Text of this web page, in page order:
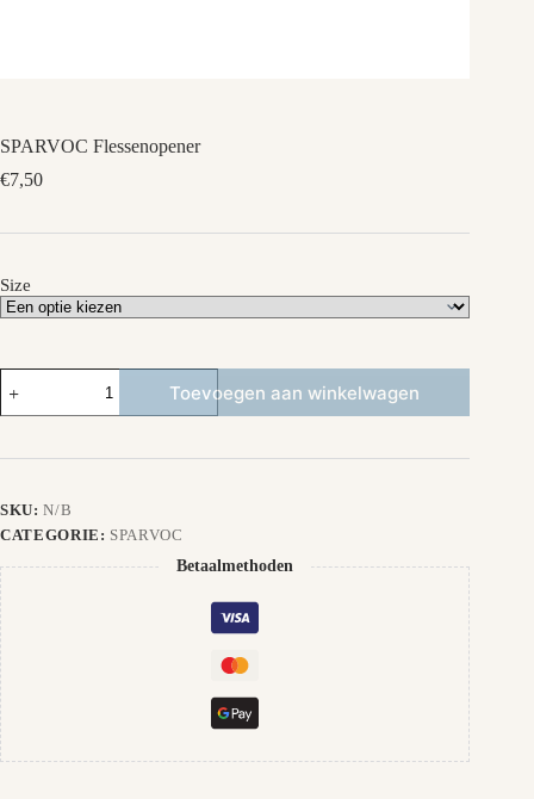
SPARVOC Flessenopener
€7,50
Size
Flessenopener
aantal
Toevoegen aan winkelwagen
SKU:N/B
CATEGORIE: SPARVOC
Betaalmethoden